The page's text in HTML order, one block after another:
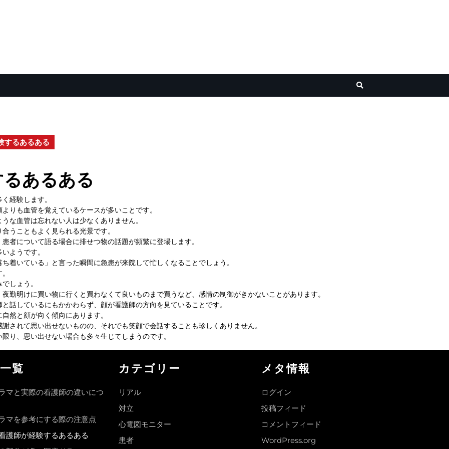
するあるある
あるある
経験します。
りも血管を覚えているケースが多いことです。
な血管は忘れない人は少なくありません。
うこともよく見られる光景です。
者について語る場合に排せつ物の話題が頻繁に登場します。
ようです。
着いている」と言った瞬間に急患が来院して忙しくなることでしょう。
しょう。
勤明けに買い物に行くと買わなくて良いものまで買うなど、感情の制御がきかないことがあります。
話しているにもかかわらず、顔が看護師の方向を見ていることです。
然と顔が向く傾向にあります。
されて思い出せないものの、それでも笑顔で会話することも珍しくありません。
り、思い出せない場合も多々生じてしまうのです。
覧
マと実際の看護師の違いにつ
マを参考にする際の注意点
護師が経験するあるある
カテゴリー
リアル
対立
心電図モニター
患者
メタ情報
ログイン
投稿フィード
コメントフィード
WordPress.org